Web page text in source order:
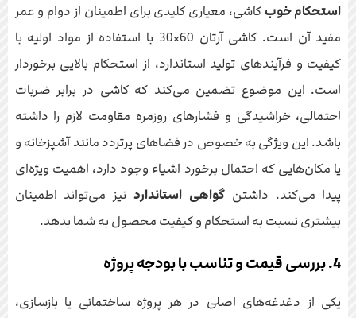
استحکام خوب کاشی، معیاری کلیدی برای اطمینان از دوام و عمر
مفید آن است. کاشی آرتان 60×30 با استفاده از مواد اولیه با
کیفیت و فرآیندهای تولید استاندارد، از استحکام بالایی برخوردار
است. این موضوع تضمین می‌کند که کاشی در برابر ضربات
احتمالی، خراشیدگی و فشارهای روزمره مقاومت لازم را داشته
باشد. این ویژگی به خصوص در فضاهای پرتردد مانند آشپزخانه و
یا مکان‌هایی که احتمال برخورد اشیاء وجود دارد، اهمیت ویژه‌ای
پیدا می‌کند. داشتنگواهی استانداردنیز می‌تواند اطمینان
بیشتری نسبت به استحکام و کیفیت محصول به شما بدهد.
4. بررسی قیمت و تناسب با بودجه پروژه
یکی از دغدغه‌های اصلی در هر پروژه ساختمانی یا بازسازی،